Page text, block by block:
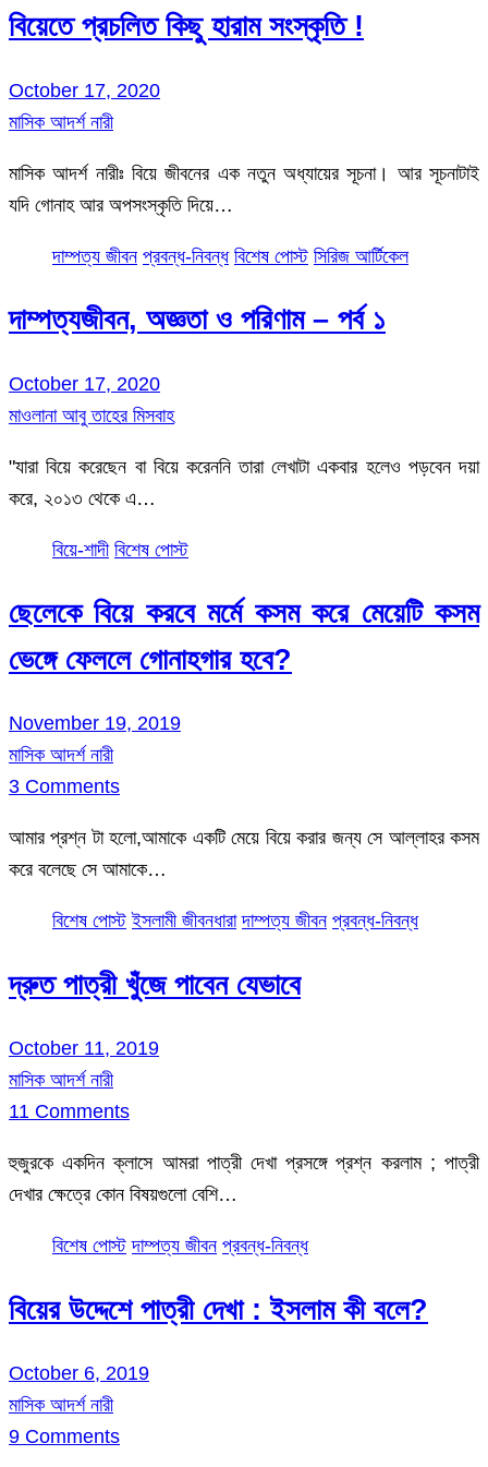
বিয়েতে প্রচলিত কিছু হারাম সংস্কৃতি !
October 17, 2020
মাসিক আদর্শ নারী
মাসিক আদর্শ নারীঃ বিয়ে জীবনের এক নতুন অধ্যায়ের সূচনা। আর সূচনাটাই
যদি গোনাহ আর অপসংস্কৃতি দিয়ে…
দাম্পত্য জীবন প্রবন্ধ-নিবন্ধ বিশেষ পোস্ট সিরিজ আর্টিকেল
দাম্পত্যজীবন, অজ্ঞতা ও পরিণাম – পর্ব ১
October 17, 2020
মাওলানা আবু তাহের মিসবাহ
"যারা বিয়ে করেছেন বা বিয়ে করেননি তারা লেখাটা একবার হলেও পড়বেন দয়া
করে, ২০১৩ থেকে এ…
বিয়ে-শাদী বিশেষ পোস্ট
ছেলেকে বিয়ে করবে মর্মে কসম করে মেয়েটি কসম
ভেঙ্গে ফেললে গোনাহগার হবে?
November 19, 2019
মাসিক আদর্শ নারী
3 Comments
আমার প্রশ্ন টা হলো,আমাকে একটি মেয়ে বিয়ে করার জন্য সে আল্লাহর কসম
করে বলেছে সে আমাকে…
বিশেষ পোস্ট ইসলামী জীবনধারা দাম্পত্য জীবন প্রবন্ধ-নিবন্ধ
দ্রুত পাত্রী খুঁজে পাবেন যেভাবে
October 11, 2019
মাসিক আদর্শ নারী
11 Comments
হুজুরকে একদিন ক্লাসে আমরা পাত্রী দেখা প্রসঙ্গে প্রশ্ন করলাম ; পাত্রী
দেখার ক্ষেত্রে কোন বিষয়গুলো বেশি…
বিশেষ পোস্ট দাম্পত্য জীবন প্রবন্ধ-নিবন্ধ
বিয়ের উদ্দেশে পাত্রী দেখা : ইসলাম কী বলে?
October 6, 2019
মাসিক আদর্শ নারী
9 Comments